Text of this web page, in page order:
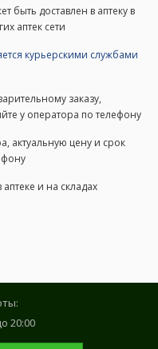
быть доставлен в аптеку в
аптек сети
курьерскими службами
заказу,
у оператора по телефону
актуальную цену и срок
и на складах
20:00